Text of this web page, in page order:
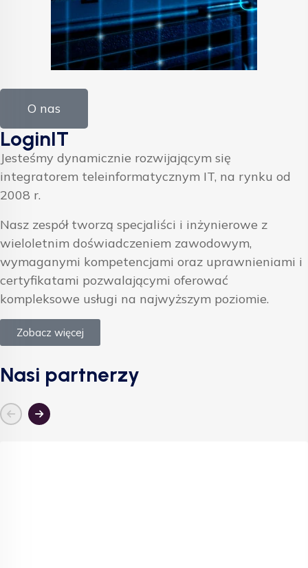
O nas
LoginIT
Jesteśmy dynamicznie rozwijającym się
integratorem teleinformatycznym IT, na rynku od
2008 r.
Nasz zespół tworzą specjaliści i inżynierowe z
wieloletnim doświadczeniem zawodowym,
wymaganymi kompetencjami oraz uprawnieniami i
certyfikatami pozwalającymi oferować
kompleksowe usługi na najwyższym poziomie.
Zobacz więcej
Nasi partnerzy